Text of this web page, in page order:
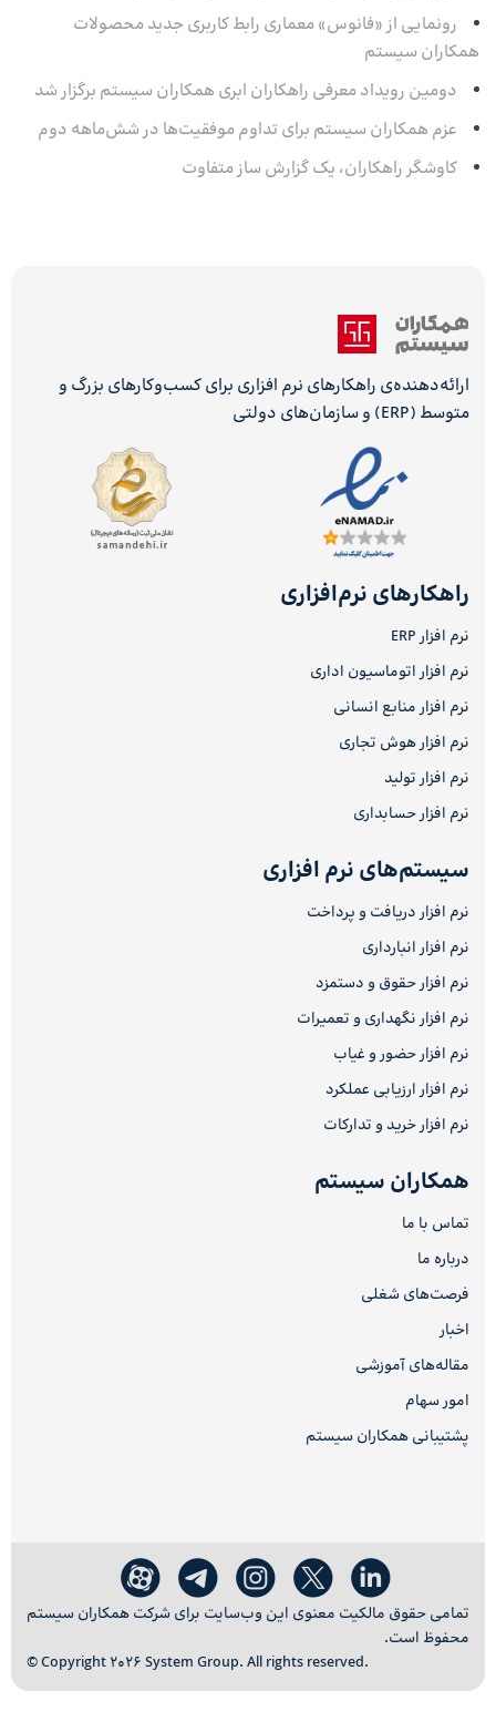
رونمایی از «فانوس» معماری رابط کاربری جدید محصولات
همکاران سیستم
دومین رویداد معرفی راهکاران ابری همکاران سیستم برگزار شد
عزم همکاران سیستم برای تداوم موفقیت‌ها در شش‌ماهه‌ دوم
کاوشگر راهکاران، یک گزارش ساز متفاوت
ارائه‌دهنده‌ی راهکارهای نرم افزاری برای کسب‌وکارهای بزرگ و
متوسط (ERP) و سازمان‌های دولتی
راهکارهای نرم‌افزاری
نرم افزار ERP
نرم افزار اتوماسیون اداری
نرم افزار منابع انسانی
نرم افزار هوش تجاری
نرم افزار تولید
نرم افزار حسابداری
سیستم‌های نرم افزاری
نرم افزار دریافت و پرداخت
نرم افزار انبارداری
نرم افزار حقوق و دستمزد
نرم افزار نگهداری و تعمیرات
نرم افزار حضور و غیاب
نرم افزار ارزیابی عملکرد
نرم افزار خرید و تدارکات
همکاران سیستم
تماس با ما
درباره ما
فرصت‌های شغلی
اخبار
مقاله‌های آموزشی
امور سهام
پشتیبانی همکاران سیستم
تمامی حقوق مالکیت معنوی این وب‌سایت برای شرکت همکاران سیستم
محفوظ است.
© Copyright 2026 System Group. All rights reserved.